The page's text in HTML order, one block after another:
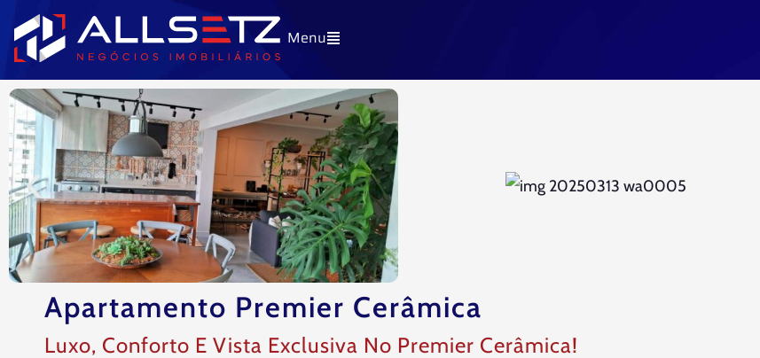
para
conteúdo
Menu
Apartamento Premier Cerâmica
Luxo, Conforto E Vista Exclusiva No Premier Cerâmica!